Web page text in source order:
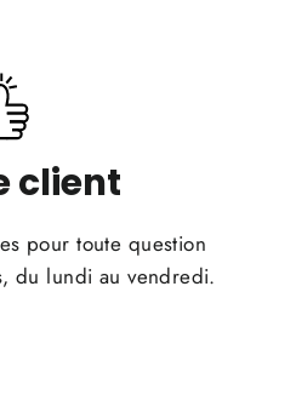
client
pour toute question
du lundi au vendredi.